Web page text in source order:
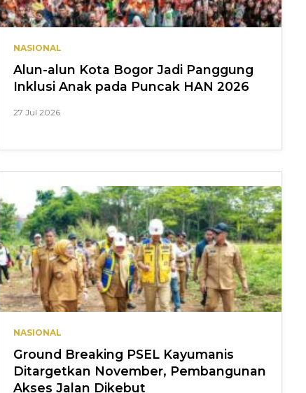
NASIONAL
Alun-alun Kota Bogor Jadi Panggung
Inklusi Anak pada Puncak HAN 2026
27 Jul 2026
NASIONAL
Ground Breaking PSEL Kayumanis
Ditargetkan November, Pembangunan
Akses Jalan Dikebut